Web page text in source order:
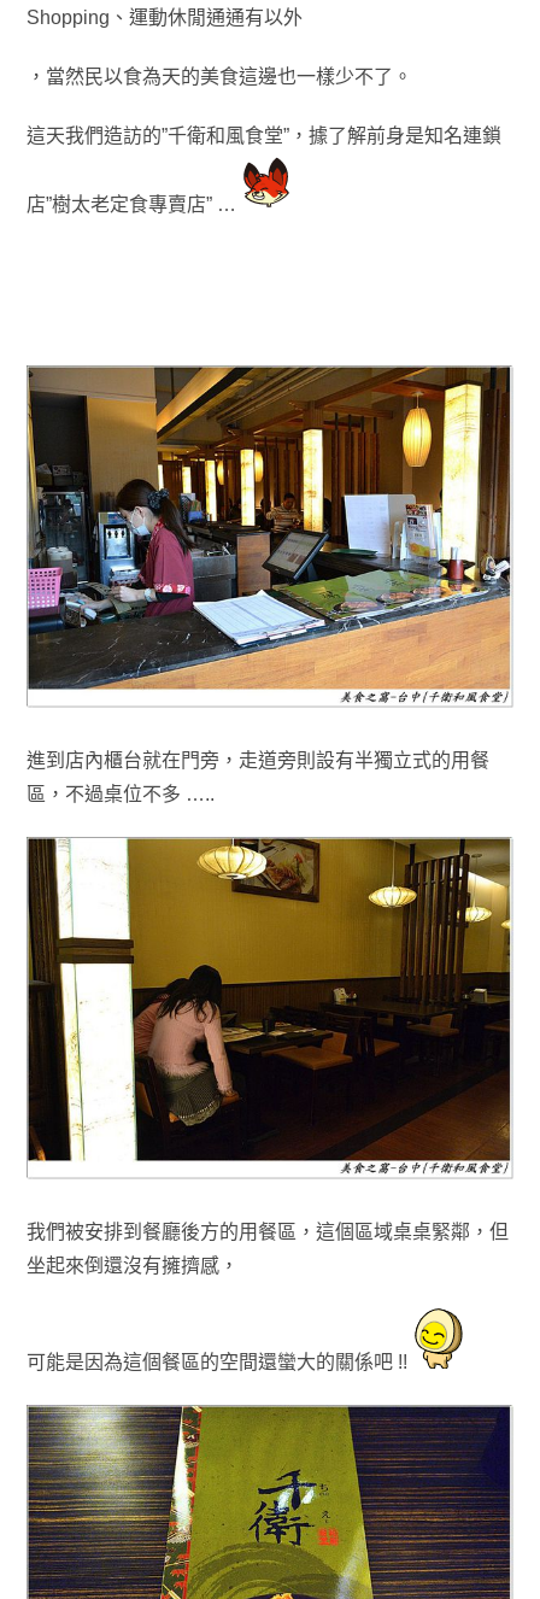
Shopping 、運動休閒通通有以外
， 當然民以食為天的美食這邊也一樣少不了。
這天我們造訪的”千衛和風食堂”，據了解前身是知名連鎖
店”樹太老定食專賣店” …
進到店內櫃台就在門旁，走道旁則設有半獨立式的用餐
區 ，不過桌位不多 …..
我們被安排到餐廳後方的用餐區，這個區域桌桌緊鄰 ，但
坐起來倒還沒有擁擠感，
可能是因為這個餐區的空間還蠻大的關係吧 !!